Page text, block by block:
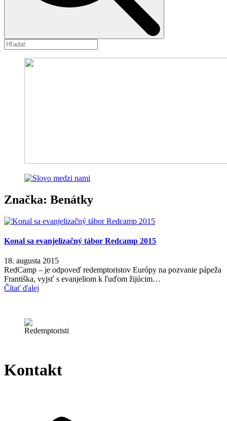
Značka: Benátky
Konal sa evanjelizačný tábor Redcamp 2015
18. augusta 2015
RedCamp – je odpoveď redemptoristov Európy na pozvanie pápeža
Františka, vyjsť s evanjeliom k ľuďom žijúcim…
Čítať ďalej
Kontakt